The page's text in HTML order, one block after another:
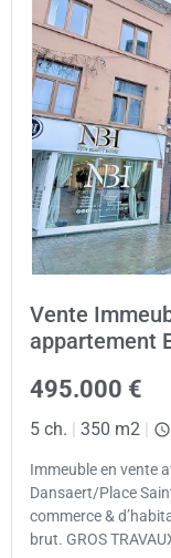
Vente
appartement
495.000 €
5 ch. | 350 m2 |
Immeuble en vente
Dansaert/Place
commerce &
brut. GROS